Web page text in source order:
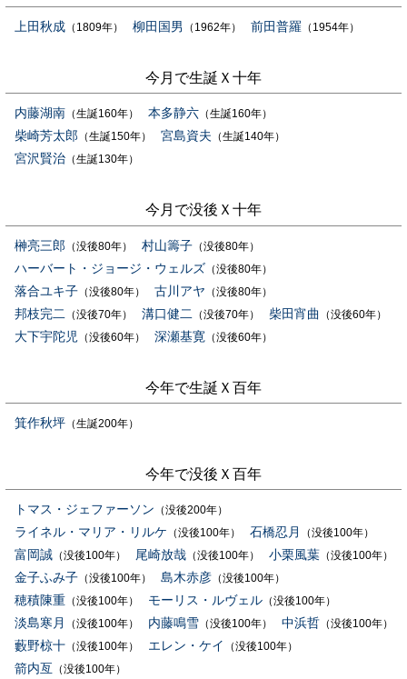
上田秋成 （1809年） 柳田国男 （1962年） 前田普羅 （1954年）
今月で生誕Ｘ十年
内藤湖南 （生誕160年） 本多静六 （生誕160年）
柴崎芳太郎 （生誕150年） 宮島資夫 （生誕140年）
宮沢賢治 （生誕130年）
今月で没後Ｘ十年
榊亮三郎 （没後80年） 村山籌子 （没後80年）
ハーバート・ジョージ・ウェルズ （没後80年）
落合ユキ子 （没後80年） 古川アヤ （没後80年）
邦枝完二 （没後70年） 溝口健二 （没後70年） 柴田宵曲 （没後60年）
大下宇陀児 （没後60年） 深瀬基寛 （没後60年）
今年で生誕Ｘ百年
箕作秋坪 （生誕200年）
今年で没後Ｘ百年
トマス・ジェファーソン （没後200年）
ライネル・マリア・リルケ （没後100年） 石橋忍月 （没後100年）
富岡誠 （没後100年） 尾崎放哉 （没後100年） 小栗風葉 （没後100年）
金子ふみ子 （没後100年） 島木赤彦 （没後100年）
穂積陳重 （没後100年） モーリス・ルヴェル （没後100年）
淡島寒月 （没後100年） 内藤鳴雪 （没後100年） 中浜哲 （没後100年）
藪野椋十 （没後100年） エレン・ケイ （没後100年）
箭内亙 （没後100年）